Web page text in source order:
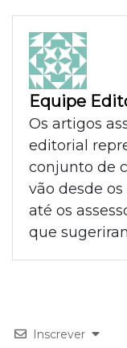
Equipe
Os artigos
editorial
conjunto de
vão desde
até os
que
Inscrever